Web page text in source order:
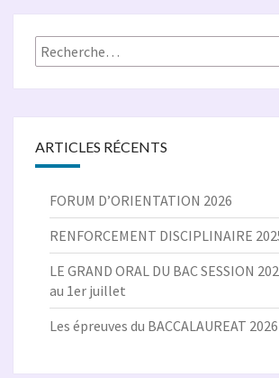
Rechercher :
ARTICLES RÉCENTS
FORUM D’ORIENTATION 2026
RENFORCEMENT DISCIPLINAIRE
LE GRAND ORAL DU BAC SESSION
au 1er juillet
Les épreuves du BACCALAUREAT 2026